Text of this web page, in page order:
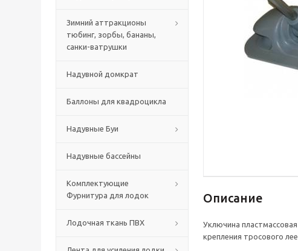
Зимний аттракционы
тюбинг, зорбы, бананы,
санки-ватрушки
Надувной домкрат
Баллоны для квадроцикла
Надувные Буи
Надувные бассейны
Комплектующие
Фурнитура для лодок
Лодочная ткань ПВХ
Описание
Уключина
крепления тросового